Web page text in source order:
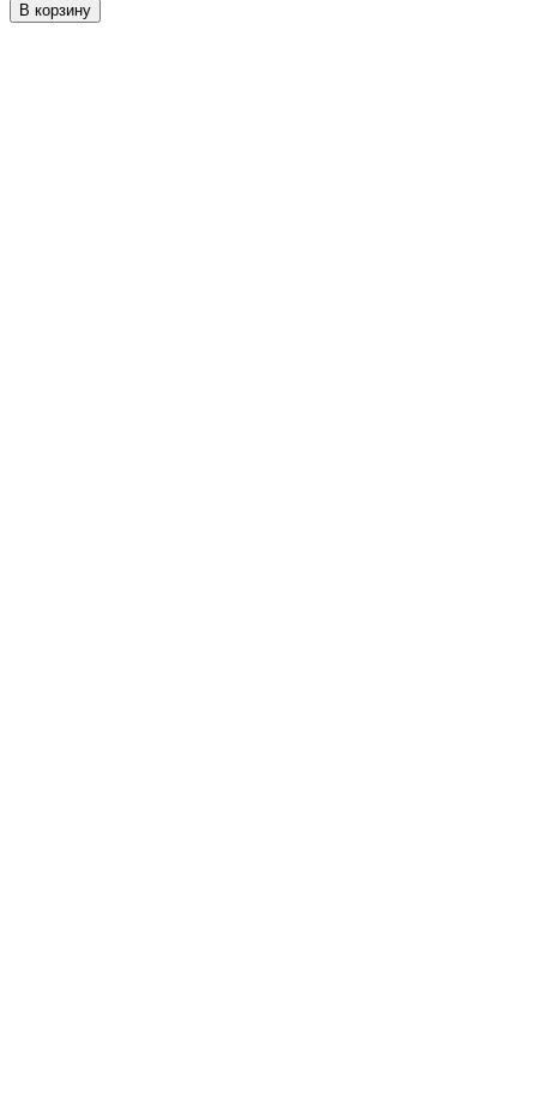
В корзину